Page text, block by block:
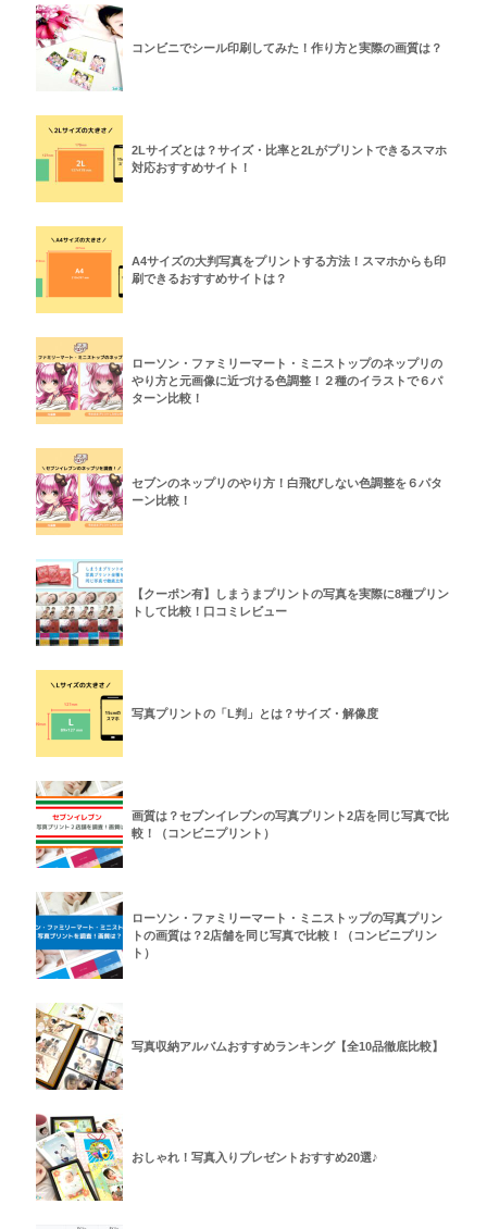
コンビニでシール印刷してみた！作り方と実際の画質は？
2Lサイズとは？サイズ・比率と2Lがプリントできるスマホ
対応おすすめサイト！
A4サイズの大判写真をプリントする方法！スマホからも印
刷できるおすすめサイトは？
ローソン・ファミリーマート・ミニストップのネップリの
やり方と元画像に近づける色調整！２種のイラストで６パ
ターン比較！
セブンのネップリのやり方！白飛びしない色調整を６パタ
ーン比較！
【クーポン有】しまうまプリントの写真を実際に8種プリン
トして比較！口コミレビュー
写真プリントの「L判」とは？サイズ・解像度
画質は？セブンイレブンの写真プリント2店を同じ写真で比
較！（コンビニプリント）
ローソン・ファミリーマート・ミニストップの写真プリン
トの画質は？2店舗を同じ写真で比較！（コンビニプリン
ト）
写真収納アルバムおすすめランキング【全10品徹底比較】
おしゃれ！写真入りプレゼントおすすめ20選♪